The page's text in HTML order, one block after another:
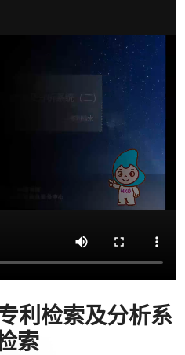
利检索及分析系
索